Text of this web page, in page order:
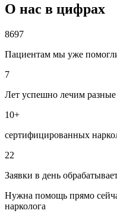
О нас в цифрах
8697
Пациентам мы уже
7
Лет успешно лечим
10+
сертифицированных
22
Заявки в день
Нужна помощь прямо
нарколога